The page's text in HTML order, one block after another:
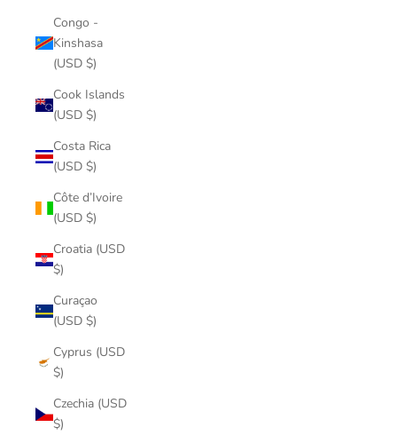
Congo -
Kinshasa
(USD $)
Cook Islands
(USD $)
Costa Rica
(USD $)
Côte d’Ivoire
(USD $)
Croatia (USD
$)
Curaçao
(USD $)
Cyprus (USD
$)
Czechia (USD
$)